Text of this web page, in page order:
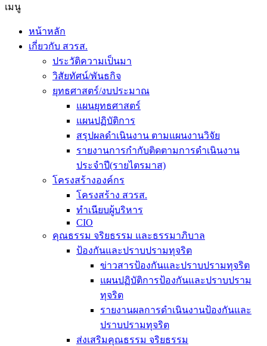
เมนู
หน้าหลัก
เกี่ยวกับ สวรส.
ประวัติความเป็นมา
วิสัยทัศน์/พันธกิจ
ยุทธศาสตร์/งบประมาณ
แผนยุทธศาสตร์
แผนปฏิบัติการ
สรุปผลดำเนินงาน ตามแผนงานวิจัย
รายงานการกำกับติดตามการดำเนินงาน
ประจำปี(รายไตรมาส)
โครงสร้างองค์กร
โครงสร้าง สวรส.
ทำเนียบผู้บริหาร
CIO
คุณธรรม จริยธรรม และธรรมาภิบาล
ป้องกันและปราบปรามทุจริต
ข่าวสารป้องกันและปราบปรามทุจริต
แผนปฏิบัติการป้องกันและปราบปราม
ทุจริต
รายงานผลการดำเนินงานป้องกันและ
ปราบปรามทุจริต
ส่งเสริมคุณธรรม จริยธรรม